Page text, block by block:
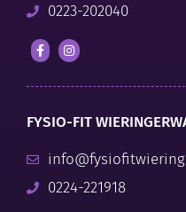
0223-202040
FYSIO-FIT
0224-221918